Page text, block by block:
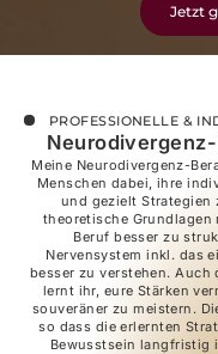
Jetzt
PROFESSIONELLE &
Meine Neurodivergenz-
Menschen dabei, ihre
und gezielt Strategien
theoretische
Beruf besser zu
Nervensystem inkl. das
besser zu verstehen.
lernt ihr, eure Stärken
souveräner zu meistern.
so dass die erlernten
Bewusstsein langfristig